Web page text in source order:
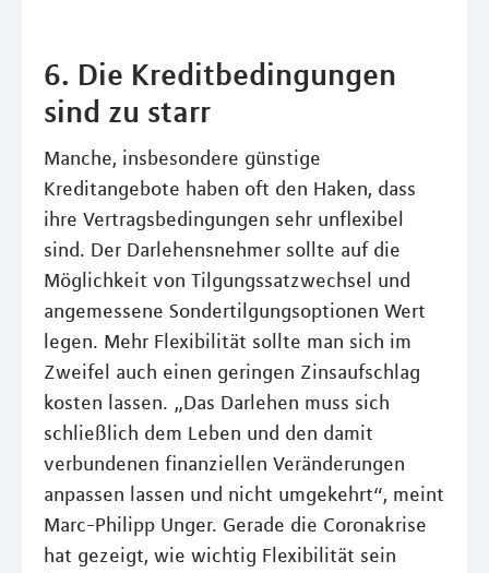
6. Die Kreditbedingungen
sind zu starr
Manche, insbesondere günstige
Kreditangebote haben oft den Haken, dass
ihre Vertragsbedingungen sehr unflexibel
sind. Der Darlehensnehmer sollte auf die
Möglichkeit von Tilgungssatzwechsel und
angemessene Sondertilgungsoptionen Wert
legen. Mehr Flexibilität sollte man sich im
Zweifel auch einen geringen Zinsaufschlag
kosten lassen. „Das Darlehen muss sich
schließlich dem Leben und den damit
verbundenen finanziellen Veränderungen
anpassen lassen und nicht umgekehrt“, meint
Marc-Philipp Unger. Gerade die Coronakrise
hat gezeigt, wie wichtig Flexibilität sein